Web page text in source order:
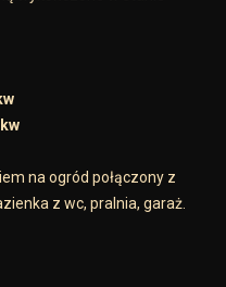
na ogród połączony z
z wc, pralnia, garaż.